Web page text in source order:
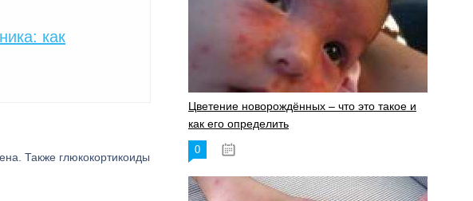
как
Также глюкокортикоиды
Цветение новорождённых – что это такое и
как его определить
0